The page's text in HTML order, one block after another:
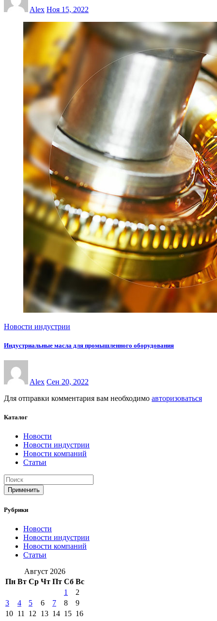
Alex Ноя 15, 2022
Новости индустрии
Индустриальные масла для промышленного оборудования
Alex Сен 20, 2022
Для отправки комментария вам необходимо авторизоваться
Каталог
Новости
Новости индустрии
Новости компаний
Статьи
Применить
Рубрики
Новости
Новости индустрии
Новости компаний
Статьи
Август 2026
Пн Вт Ср Чт Пт Сб Вс
1
2
3
4 5 6 7 8
9
10 11 12 13 14 15 16